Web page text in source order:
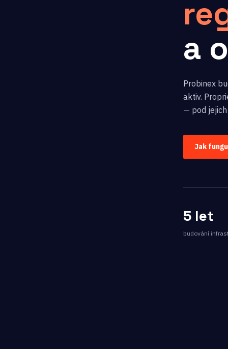
a
Probinex
aktiv.
— pod
Jak
5 let
budování